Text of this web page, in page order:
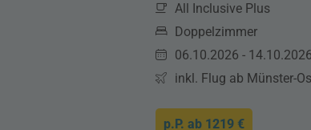
All Inclusive Plus
Doppelzimmer
06.10.2026 -
inkl. Flug ab Münster-
p.P. ab 1219 €